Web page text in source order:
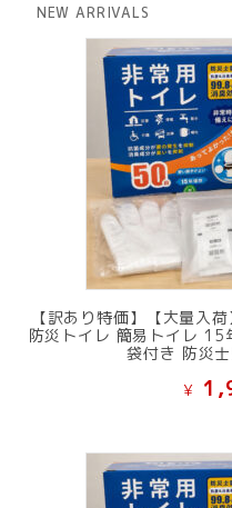
NEW ARRIVALS
【訳あり特価】【大量入
防災トイレ 簡易トイレ
袋付き 防災
¥